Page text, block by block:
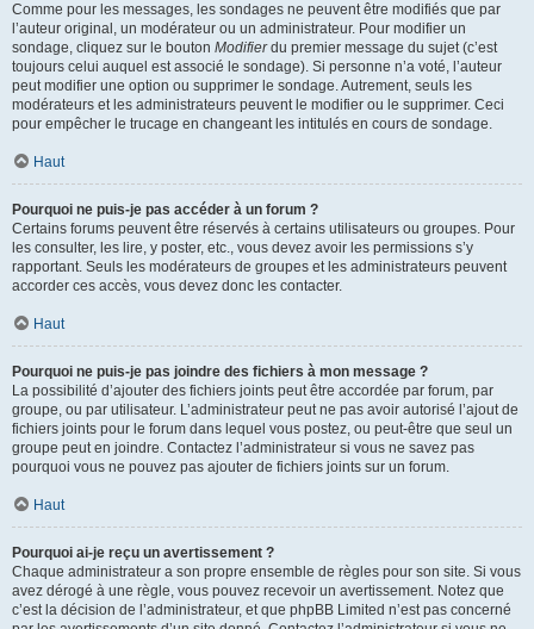
Comme pour les messages, les sondages ne peuvent être modifiés que par
l’auteur original, un modérateur ou un administrateur. Pour modifier un
sondage, cliquez sur le bouton Modifierdu premier message du sujet (c’est
toujours celui auquel est associé le sondage). Si personne n’a voté, l’auteur
peut modifier une option ou supprimer le sondage. Autrement, seuls les
modérateurs et les administrateurs peuvent le modifier ou le supprimer. Ceci
pour empêcher le trucage en changeant les intitulés en cours de sondage.
Haut
Pourquoi ne puis-je pas accéder à un forum ?
Certains forums peuvent être réservés à certains utilisateurs ou groupes. Pour
les consulter, les lire, y poster, etc., vous devez avoir les permissions s’y
rapportant. Seuls les modérateurs de groupes et les administrateurs peuvent
accorder ces accès, vous devez donc les contacter.
Haut
Pourquoi ne puis-je pas joindre des fichiers à mon message ?
La possibilité d’ajouter des fichiers joints peut être accordée par forum, par
groupe, ou par utilisateur. L’administrateur peut ne pas avoir autorisé l’ajout de
fichiers joints pour le forum dans lequel vous postez, ou peut-être que seul un
groupe peut en joindre. Contactez l’administrateur si vous ne savez pas
pourquoi vous ne pouvez pas ajouter de fichiers joints sur un forum.
Haut
Pourquoi ai-je reçu un avertissement ?
Chaque administrateur a son propre ensemble de règles pour son site. Si vous
avez dérogé à une règle, vous pouvez recevoir un avertissement. Notez que
c’est la décision de l’administrateur, et que phpBB Limited n’est pas concerné